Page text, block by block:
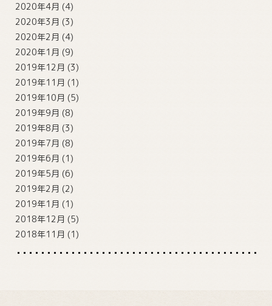
2020年4月 (4)
2020年3月 (3)
2020年2月 (4)
2020年1月 (9)
2019年12月 (3)
2019年11月 (1)
2019年10月 (5)
2019年9月 (8)
2019年8月 (3)
2019年7月 (8)
2019年6月 (1)
2019年5月 (6)
2019年2月 (2)
2019年1月 (1)
2018年12月 (5)
2018年11月 (1)